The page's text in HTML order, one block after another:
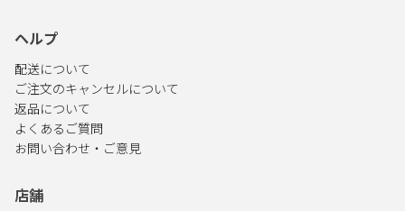
ヘルプ
配送について
ご注文のキャンセルについて
返品について
よくあるご質問
お問い合わせ・ご意見
店舗